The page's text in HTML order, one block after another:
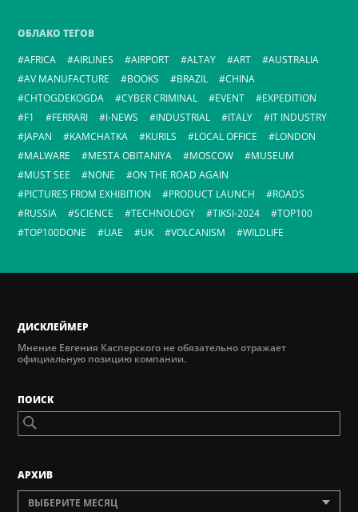
ОБЛАКО ТЕГОВ
AFRICA
AIRLINES AIRPORT ALTAY ART
AUSTRALIA
AV MANUFACTURE
BOOKS BRAZIL
CHINA
CHTOGDEKOGDA
CYBER CRIMINAL EVENT
EXPEDITION
F1
FERRARI I-NEWS INDUSTRIAL ITALY
IT INDUSTRY
JAPAN
KAMCHATKA KURILS LOCAL OFFICE
LONDON
MALWARE
MESTA OBITANIYA MOSCOW
MUSEUM
MUST SEE
NONE
ON THE ROAD AGAIN
PICTURES FROM EXHIBITION
PRODUCT LAUNCH
ROADS
RUSSIA
SCIENCE TECHNOLOGY TIKSI-2024
TOP100
TOP100DONE
UAE UK VOLCANISM WILDLIFE
ДИСКЛЕЙМЕР
Мнение Евгения Касперского не обязательно отражает
официальную позицию компании.
ПОИСК
AРХИВ
ВЫБЕРИТЕ МЕСЯЦ